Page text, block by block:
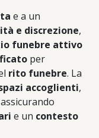
e a un
e discrezione,
funebre attivo
per
rito funebre. La
accoglienti,
e un contesto